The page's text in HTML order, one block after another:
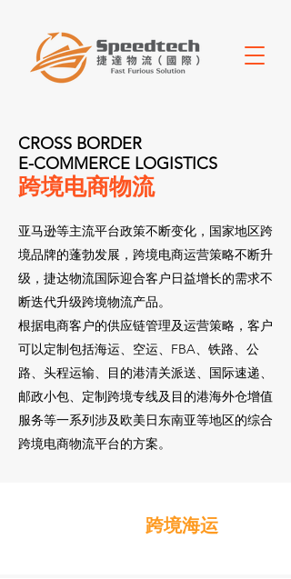
CROSS BORDER
E-COMMERCE LOGISTICS
跨境电商物流
亚马逊等主流平台政策不断变化，国家地区跨
境品牌的蓬勃发展，跨境电商运营策略不断升
级，捷达物流国际迎合客户日益增长的需求不
断迭代升级跨境物流产品。
根据电商客户的供应链管理及运营策略，客户
可以定制包括海运、空运、FBA、铁路、公
路、头程运输、目的港清关派送、国际速递、
邮政小包、定制跨境专线及目的港海外仓增值
服务等一系列涉及欧美日东南亚等地区的综合
跨境电商物流平台的方案。
跨境海运